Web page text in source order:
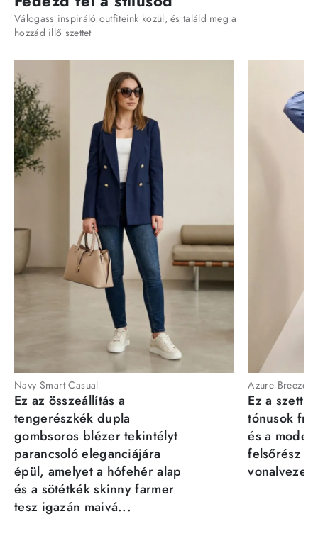
Válogass inspiráló outfiteink közül, és találd meg a
hozzád illő szettet
Navy Smart Casual
Ez az összeállítás a
tengerészkék dupla
gombsoros blézer tekintélyt
parancsoló eleganciájára
épül, amelyet a hófehér alap
és a sötétkék skinny farmer
tesz igazán maivá...
Azure Breeze
Ez a szett
tónusok
és a
felsőrész